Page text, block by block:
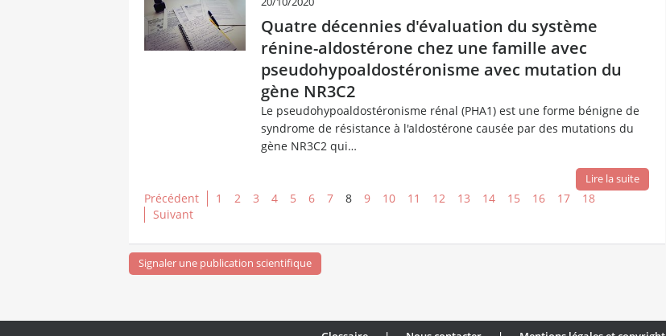
Quatre décennies d'évaluation du système
rénine-aldostérone chez une famille avec
pseudohypoaldostéronisme avec mutation du
gène NR3C2
Le pseudohypoaldostéronisme rénal (PHA1) est une forme bénigne de
syndrome de résistance à l'aldostérone causée par des mutations du
gène NR3C2 qui…
Lire la suite
Précédent 1 2 3 4 5 6 7 8 9 10 11 12 13 14 15 16 17
18
Suivant
Signaler une publication scientifique